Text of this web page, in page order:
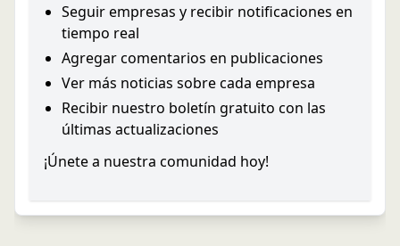
Seguir empresas y recibir notificaciones en
tiempo real
Agregar comentarios en publicaciones
Ver más noticias sobre cada empresa
Recibir nuestro boletín gratuito con las
últimas actualizaciones
¡Únete a nuestra comunidad hoy!